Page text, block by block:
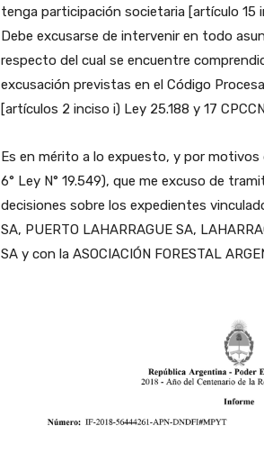
tenga participación societaria [artículo 15
Debe excusarse de intervenir en todo
respecto del cual se encuentre
excusación previstas en el Código
[artículos 2 inciso i) Ley 25.188 y 17
Es en mérito a lo expuesto, y por motivos
6° Ley N° 19.549), que me excuso de
decisiones sobre los expedientes
SA, PUERTO LAHARRAGUE SA,
SA y con la ASOCIACIÓN FORESTAL